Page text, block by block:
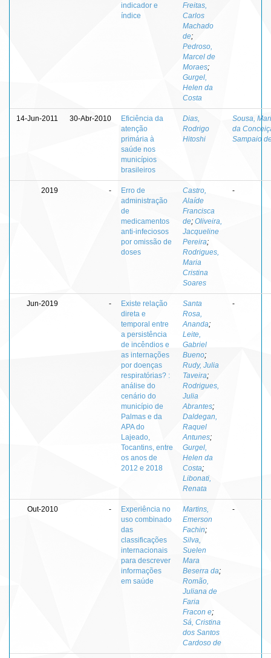
indicador e
índice
Freitas,
Carlos
Machado
de;
Pedroso,
Marcel de
Moraes;
Gurgel,
Helen da
Costa
14-Jun-2011 30-Abr-2010
Eficiência da
atenção
primária à
saúde nos
municípios
brasileiros
Dias,
Rodrigo
Hitoshi
Sousa,
da
Sampaio
2019 -
Erro de
administração
de
medicamentos
anti-infeciosos
por omissão de
doses
Castro,
Alaíde
Francisca
de; Oliveira,
Jacqueline
Pereira;
Rodrigues,
Maria
Cristina
Soares
-
Jun-2019 -
Existe relação
direta e
temporal entre
a persistência
de incêndios e
as internações
por doenças
respiratórias? :
análise do
cenário do
município de
Palmas e da
APA do
Lajeado,
Tocantins, entre
os anos de
2012 e 2018
Santa
Rosa,
Ananda;
Leite,
Gabriel
Bueno;
Rudy, Julia
Taveira;
Rodrigues,
Julia
Abrantes;
Daldegan,
Raquel
Antunes;
Gurgel,
Helen da
Costa;
Libonati,
Renata
-
Out-2010 -
Experiência no
uso combinado
das
classificações
internacionais
para descrever
informações
em saúde
Martins,
Emerson
Fachin;
Silva,
Suelen
Mara
Beserra da;
Romão,
Juliana de
Faria
Fracon e;
Sá, Cristina
dos Santos
Cardoso de
-